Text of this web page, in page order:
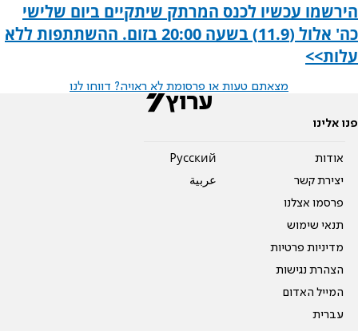
הירשמו עכשיו לכנס המרתק שיתקיים ביום שלישי
כה' אלול (11.9) בשעה 20:00 בזום. ההשתתפות ללא
עלות>>
מצאתם טעות או פרסומת לא ראויה? דווחו לנו
פנו אלינו
אודות
יצירת קשר
פרסמו אצלנו
תנאי שימוש
מדיניות פרטיות
הצהרת נגישות
המייל האדום
עברית
Pусский
عربية